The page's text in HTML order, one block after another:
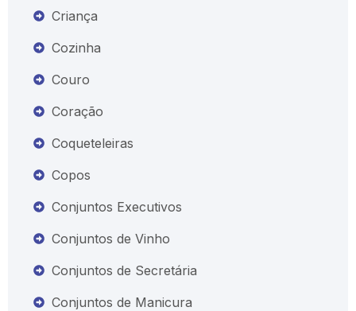
Criança
Cozinha
Couro
Coração
Coqueteleiras
Copos
Conjuntos Executivos
Conjuntos de Vinho
Conjuntos de Secretária
Conjuntos de Manicura